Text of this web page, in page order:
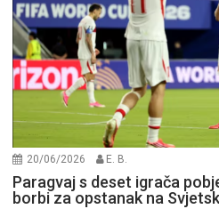
20/06/2026 E. B.
Paragvaj s deset igrača
borbi za opstanak na